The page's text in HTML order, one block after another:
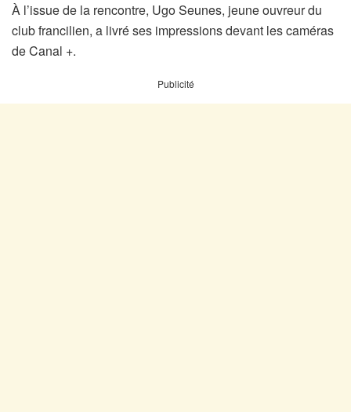
À l’issue de la rencontre, Ugo Seunes, jeune ouvreur du
club francilien, a livré ses impressions devant les caméras
de Canal +.
Publicité